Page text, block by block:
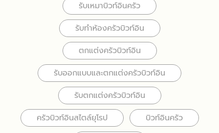
รับเหมาบิวท์อินครัว
รับทำห้องครัวบิวท์อิน
ตกแต่งครัวบิวท์อิน
รับออกแบบและตกแต่งครัวบิวท์อิน
รับตกแต่งครัวบิวท์อิน
ครัวบิวท์อินสไตล์ยุโรป
บิวท์อินครัว